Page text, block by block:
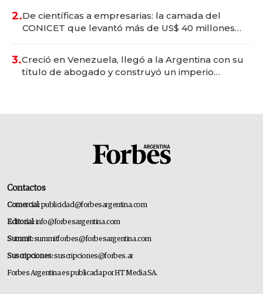
2.De científicas a empresarias: la camada del
CONICET que levantó más de US$ 40 millones
3.Creció en Venezuela, llegó a la Argentina con su
título de abogado y construyó un imperio
Contactos
Comercial:publicidad@forbesargentina.com
Editorial:info@forbesargentina.com
Summit:summitforbes@forbesargentina.com
Suscripciones:suscripciones@forbes.ar
Forbes Argentina es publicada por HT Media SA.